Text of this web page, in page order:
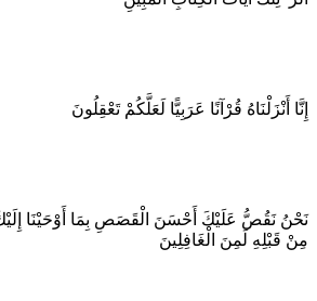
إِنَّا أَنْزَلْنَاهُ قُرْآنًا عَرَبِيًّا لَعَلَّكُمْ تَعْقِلُونَ
نَحْنُ نَقُصُّ عَلَيْكَ أَحْسَنَ الْقَصَصِ بِمَا أَوْحَيْنَا
مِنْ قَبْلِهِ لَمِنَ الْغَافِلِينَ